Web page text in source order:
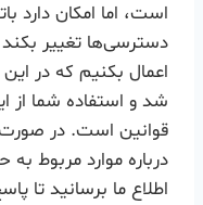
است، اما امکان دارد
دسترسی‌ها تغییر بکند
اعمال بکنیم که در
شد و استفاده شما از
قوانین است. در صورت
درباره موارد مربوط
اطلاع ما برسانید تا